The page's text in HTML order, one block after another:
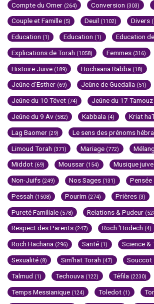
Compte du Omer (264) Conversion (303)
Couple et Famille (5) Deuil (1102) Divers
Education (1) Education (1) Education
Explications de Torah (1058) Femmes (316)
Histoire Juive (189) Hochaana Rabba (18)
Jeûne d'Esther (69) Jeûne de Guedalia (51)
Jeûne du 10 Tévet (74) Jeûne du 17 Tamouz
Jeûne du 9 Av (582) Kabbala (4) Kriat
Lag Baomer (29) Le sens des prénoms
Limoud Torah (371) Mariage (772)
Middot (69) Moussar (154) Musique juive
Non-Juifs (249) Nos Sages (131) Pensée
Pessah (1508) Pourim (274) Prières (3)
Pureté Familiale (578) Relations & Pudeur
Respect des Parents (247) Roch 'Hodech (4)
Roch Hachana (296) Santé (1) Science &
Sexualité (8) Sim'hat Torah (47) Souccot
Talmud (1) Techouva (122) Téfila (2230)
Temps Messianique (124) Toledot (1)